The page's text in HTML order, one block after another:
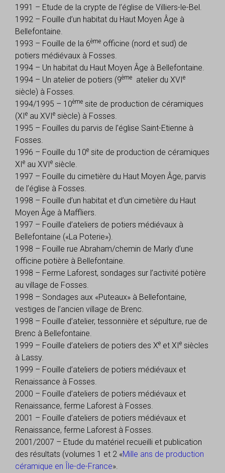
1991 – Etude de la crypte de l’église de Villiers-le-Bel.
1992 – Fouille d’un habitat du Haut Moyen Âge à
Bellefontaine.
1993 – Fouille de la 6ème officine (nord et sud) de
potiers médiévaux à Fosses.
1994 – Un habitat du Haut Moyen Âge à Bellefontaine.
1994 – Un atelier de potiers (9ème atelier du XVIe
siècle) à Fosses.
1994/1995 – 10ème site de production de céramiques
(XIe au XVIe siècle) à Fosses.
1995 – Fouilles du parvis de l’église Saint-Etienne à
Fosses.
1996 – Fouille du 10e site de production de céramiques
XIe au XVIe siècle.
1997 – Fouille du cimetière du Haut Moyen Âge, parvis
de l’église à Fosses.
1998 – Fouille d’un habitat et d’un cimetière du Haut
Moyen Âge à Maffliers.
1997 – Fouille d’ateliers de potiers médiévaux à
Bellefontaine («La Poterie»).
1998 – Fouille rue Abraham/chemin de Marly d’une
officine potière à Bellefontaine.
1998 – Ferme Laforest, sondages sur l’activité potière
au village de Fosses.
1998 – Sondages aux «Puteaux» à Bellefontaine,
vestiges de l’ancien village de Brenc.
1998 – Fouille d’atelier, tessonnière et sépulture, rue de
Brenc à Bellefontaine.
1999 – Fouille d’ateliers de potiers des Xe et XIe siècles
à Lassy.
1999 – Fouille d’ateliers de potiers médiévaux et
Renaissance à Fosses.
2000 – Fouille d’ateliers de potiers médiévaux et
Renaissance, ferme Laforest à Fosses.
2001 – Fouille d’ateliers de potiers médiévaux et
Renaissance, ferme Laforest à Fosses.
2001/2007 – Etude du matériel recueilli et publication
des résultats (volumes 1 et 2 «Mille ans de production
céramique en Île-de-France».